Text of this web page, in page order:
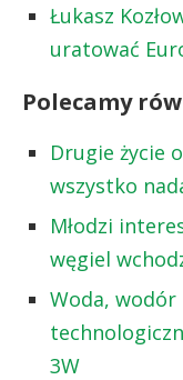
Łukasz
uratować
Polecamy
Drugie życie
wszystko
Młodzi
węgiel
Woda,
3W